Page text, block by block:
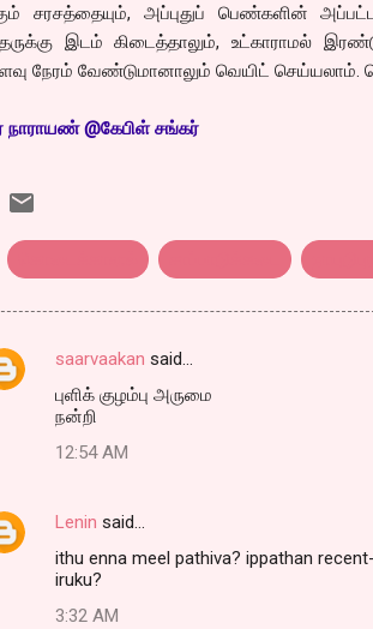
சரசத்தையும், அப்புதுப் பெண்களின்
இடம் கிடைத்தாலும், உட்காராமல்
நேரம் வேண்டுமானாலும் வெயிட்
நாராயண் @கேபிள் சங்கர்
saarvaakan said…
புளிக் குழம்பு அருமை
நன்றி
12:54 AM
Lenin said…
ithu enna meel pathiva? ippathan
iruku?
3:32 AM